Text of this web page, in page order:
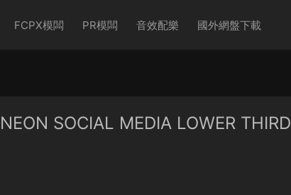
FCPX模闆 PR模闆 音效配樂 國外網盤下載
SOCIAL MEDIA LOWER THIRD